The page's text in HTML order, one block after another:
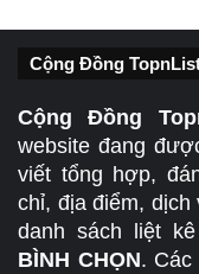
Cộng Đồng
Cộng Đồng
website đang
viết tổng hợp,
chỉ, địa điểm,
danh sách liệt kê
BÌNH CHỌN.